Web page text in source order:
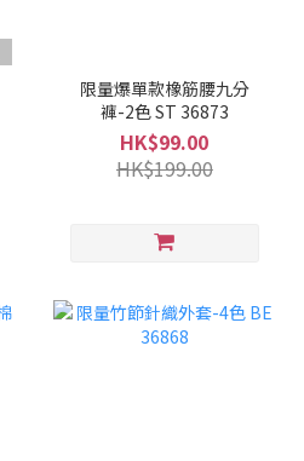
限量爆單款橡筋腰九分
褲-2色 ST 36873
HK$99.00
HK$199.00